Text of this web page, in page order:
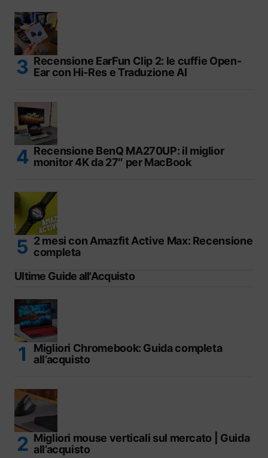
Recensione EarFun Clip 2: le cuffie Open-
Ear con Hi-Res e Traduzione AI
Recensione BenQ MA270UP: il miglior
monitor 4K da 27″ per MacBook
2 mesi con Amazfit Active Max: Recensione
completa
Ultime Guide all'Acquisto
Migliori Chromebook: Guida completa
all’acquisto
Migliori mouse verticali sul mercato | Guida
all’acquisto